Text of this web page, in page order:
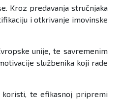
Kroz predavanja stručnjaka
i otkrivanje imovinske
unije, te savremenim
službenika koji rade
koristi, te efikasnoj pripremi